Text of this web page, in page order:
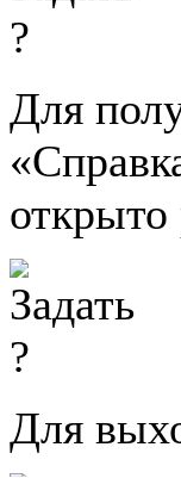
Для
открыто
Для